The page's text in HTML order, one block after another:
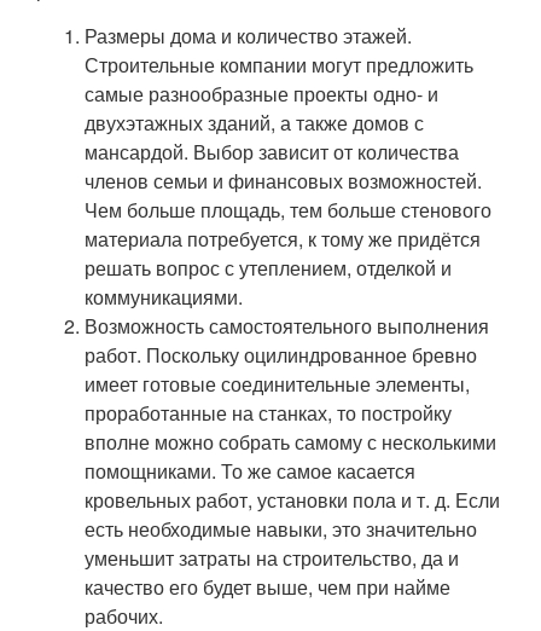
Размеры дома и количество этажей.
Строительные компании могут предложить
самые разнообразные проекты одно- и
двухэтажных зданий, а также домов с
мансардой. Выбор зависит от количества
членов семьи и финансовых возможностей.
Чем больше площадь, тем больше стенового
материала потребуется, к тому же придётся
решать вопрос с утеплением, отделкой и
коммуникациями.
Возможность самостоятельного выполнения
работ. Поскольку оцилиндрованное бревно
имеет готовые соединительные элементы,
проработанные на станках, то постройку
вполне можно собрать самому с несколькими
помощниками. То же самое касается
кровельных работ, установки пола и т. д. Если
есть необходимые навыки, это значительно
уменьшит затраты на строительство, да и
качество его будет выше, чем при найме
рабочих.